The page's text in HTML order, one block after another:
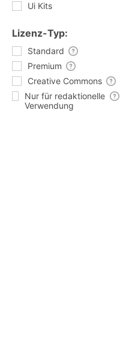
Ui Kits
Lizenz-Typ:
Standard
Premium
Creative Commons
Nur für redaktionelle
Verwendung